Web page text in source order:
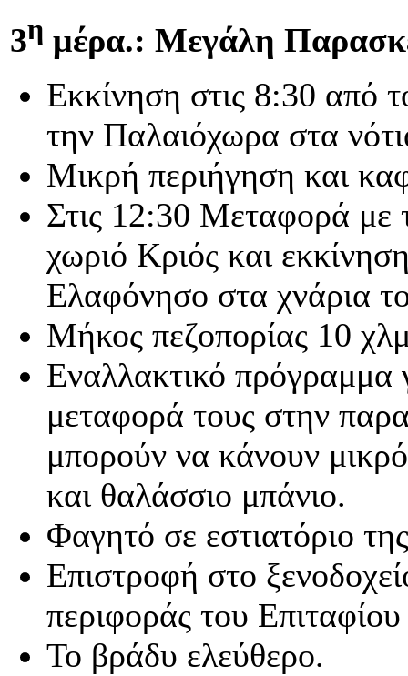
3η μέρα.: Μεγάλη
Εκκίνηση στις 8:30 από
την Παλαιόχωρα στα
Μικρή περιήγηση και
Στις 12:30 Μεταφορά με
χωριό Κριός και
Ελαφόνησο στα χνάρια
Μήκος πεζοπορίας 10
Εναλλακτικό πρόγραμμα
μεταφορά τους στην
μπορούν να κάνουν
και θαλάσσιο μπάνιο.
Φαγητό σε εστιατόριο
Επιστροφή στο
περιφοράς του
Το βράδυ ελεύθερο.